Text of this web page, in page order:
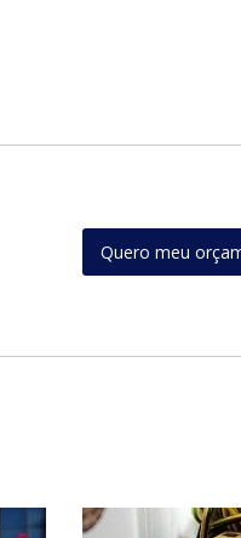
Quero meu